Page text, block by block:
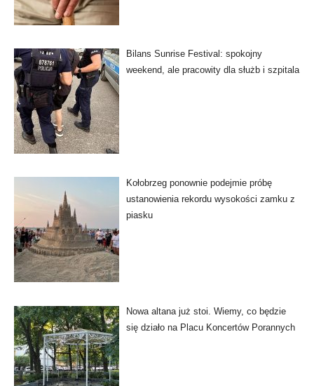
Bilans Sunrise Festival: spokojny
weekend, ale pracowity dla służb i szpitala
Kołobrzeg ponownie podejmie próbę
ustanowienia rekordu wysokości zamku z
piasku
Nowa altana już stoi. Wiemy, co będzie
się działo na Placu Koncertów Porannych